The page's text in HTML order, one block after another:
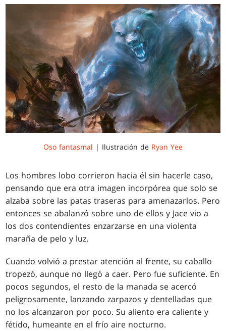
Oso fantasmal | Ilustración de Ryan Yee
Los hombres lobo corrieron hacia él sin hacerle caso,
pensando que era otra imagen incorpórea que solo se
alzaba sobre las patas traseras para amenazarlos. Pero
entonces se abalanzó sobre uno de ellos y Jace vio a
los dos contendientes enzarzarse en una violenta
maraña de pelo y luz.
Cuando volvió a prestar atención al frente, su caballo
tropezó, aunque no llegó a caer. Pero fue suficiente. En
pocos segundos, el resto de la manada se acercó
peligrosamente, lanzando zarpazos y dentelladas que
no los alcanzaron por poco. Su aliento era caliente y
fétido, humeante en el frío aire nocturno.